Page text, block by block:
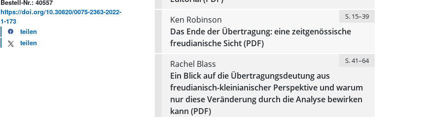
Bestell-Nr.: 40557
https://doi.org/10.30820/0075-2363-2022-
1-173
teilen
teilen
Ken Robinson
S. 15–39
Das Ende der Übertragung: eine zeitgenössische
freudianische Sicht (PDF)
Rachel Blass
S. 41–64
Ein Blick auf die Übertragungsdeutung aus
freudianisch-kleinianischer Perspektive und warum
nur diese Veränderung durch die Analyse bewirken
kann (PDF)